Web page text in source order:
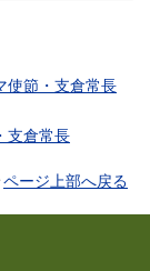
使節・支倉常長
支倉常長
ページ上部へ戻る